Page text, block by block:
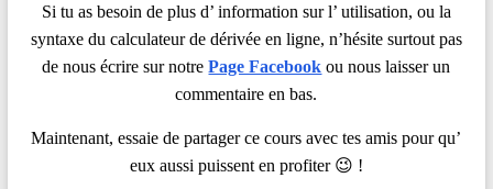
Si tu as besoin de plus d’ information sur l’ utilisation, ou la
syntaxe du calculateur de dérivée en ligne, n’hésite surtout pas
de nous écrire sur notrePage Facebook ou nous laisser un
commentaire en bas.
Maintenant, essaie de partager ce cours avec tes amis pour qu’
eux aussi puissent en profiter 😉 !